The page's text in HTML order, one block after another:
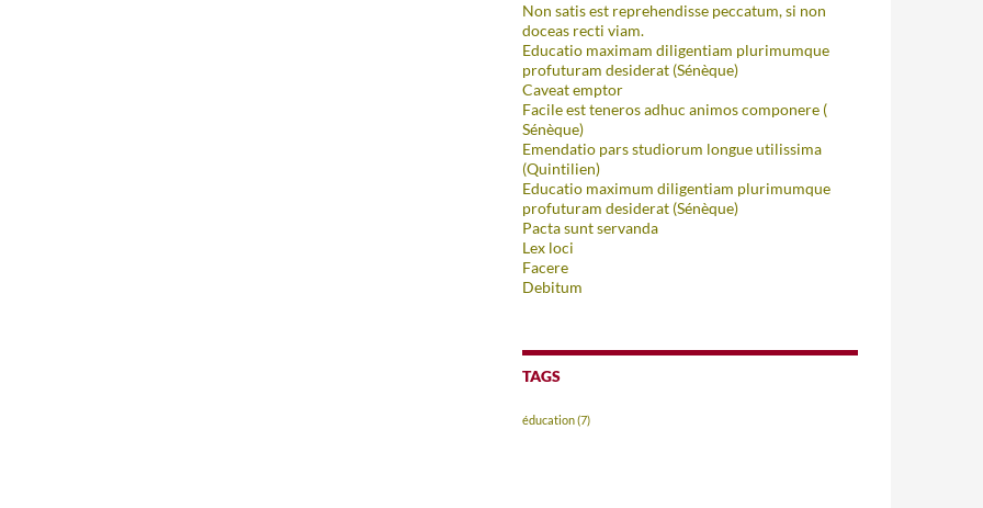
Non satis est reprehendisse peccatum, si non
doceas recti viam.
Educatio maximam diligentiam plurimumque
profuturam desiderat (Sénèque)
Caveat emptor
Facile est teneros adhuc animos componere (
Sénèque)
Emendatio pars studiorum longue utilissima
(Quintilien)
Educatio maximum diligentiam plurimumque
profuturam desiderat (Sénèque)
Pacta sunt servanda
Lex loci
Facere
Debitum
TAGS
éducation(7)